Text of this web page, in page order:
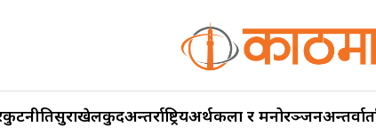
कुटनीतिसुरक्षाखेलकुदअन्तर्राष्ट्रियअर्थकला र मनोरञ्जन